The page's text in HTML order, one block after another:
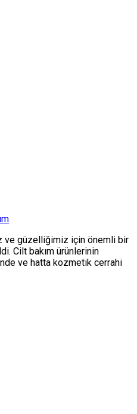
ve güzelliğimiz için önemli bir
Cilt bakım ürünlerinin
ve hatta kozmetik cerrahi